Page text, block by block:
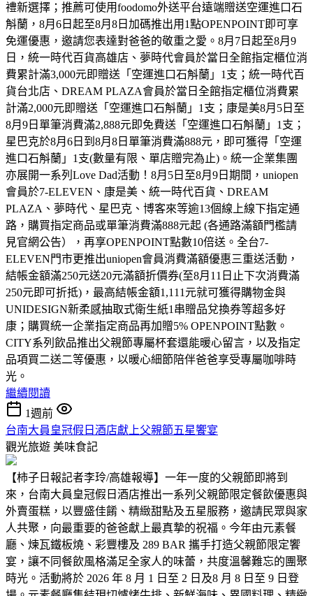
禮新選擇；推薦可使用foodomo外送平台遠端贈送空運進口石
斛蘭，8月6日起至8月8日加碼推出用1點OPENPOINT即可享
免運優惠，邀請您表達對爸爸的敬重之愛。8月7日起至8月9
日，統一時代百貨高雄店、夢時代會員於當日全館指定櫃位消
費累計滿3,000元即贈送「空運進口石斛蘭」1支；統一時代百
貨台北店、DREAM PLAZA會員於當日全館指定櫃位消費累
計滿2,000元即贈送「空運進口石斛蘭」1支；康是美8月5日至
8月9日單筆消費滿2,888元即免費送「空運進口石斛蘭」1支；
星巴克於8月6日到8月8日單筆消費滿888元，即可獲得「空運
進口石斛蘭」1支(數量有限、單店贈完為止)。統一企業集團
亦展開一系列Love Dad活動！8月5日至8月9日期間，uniopen
會員於7-ELEVEN、康是美、統一時代百貨、DREAM
PLAZA、夢時代、星巴克、博客來等逾13個線上線下指定通
路，購買指定商品或單筆消費滿888元起 (各通路滿額門檻請
見官網公告），再享OPENPOINT點數10倍送。全台7-
ELEVEN門市更推出uniopen會員消費滿額優惠三重送活動，
結帳金額滿250元送20元滿額折價券(至8月11日止下次消費滿
250元即可折抵)，最高結帳金額1,111元就可獲得購物金與
UNIDESIGN新柔感抽取式衛生紙1串贈品兌換券等超多好
康；購買統一企業指定商品再加贈5% OPENPOINT點數。
CITY系列飲品推出父親節專屬杯套還能暖心留言，以及指定
品項買二送二等優惠，以暖心細節陪伴爸爸享受專屬咖啡時
光。
繼續閱讀
1週前
台南大員皇冠假日酒店獻上父親節五星饗宴
觀光旅遊 美味食記
【柿子日報記者李玲/高雄報導】一年一度的父親節即將到
來，台南大員皇冠假日酒店推出一系列父親節限定餐飲優惠與
外賣蛋糕，以豐盛佳餚、精緻甜點及五星服務，邀請民眾與家
人共聚，向最重要的爸爸獻上最真摯的祝福。今年由元素餐
廳、煉瓦鐵板燒、彩豐樓及 289 BAR 攜手打造父親節限定饗
宴，讓不同餐飲風格滿足全家人的味蕾，共度溫馨難忘的團聚
時光。活動將於 2026 年 8 月 1 日至 2 日及8 月 8 日至 9 日登